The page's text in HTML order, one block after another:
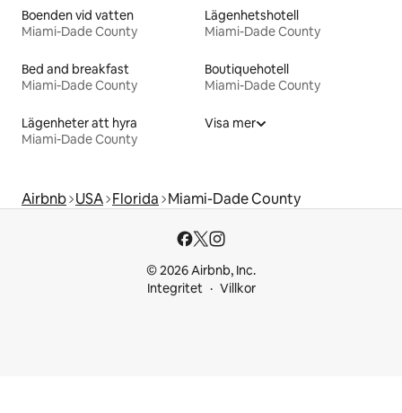
Boenden vid vatten
Miami-Dade County
Lägenhetshotell
Miami-Dade County
Bed and breakfast
Miami-Dade County
Boutiquehotell
Miami-Dade County
Lägenheter att hyra
Miami-Dade County
Visa mer
Airbnb USA Florida Miami-Dade County
© 2026 Airbnb, Inc.
Integritet
Villkor